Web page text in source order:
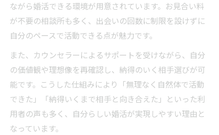
ながら婚活できる環境が用意されています。お見合い料
が不要の相談所も多く、出会いの回数に制限を設けずに
自分のペースで活動できる点が魅力です。
また、カウンセラーによるサポートを受けながら、自分
の価値観や理想像を再確認し、納得のいく相手選びが可
能です。こうした仕組みにより「無理なく自然体で活動
できた」「納得いくまで相手と向き合えた」といった利
用者の声も多く、自分らしい婚活が実現しやすい理由と
なっています。